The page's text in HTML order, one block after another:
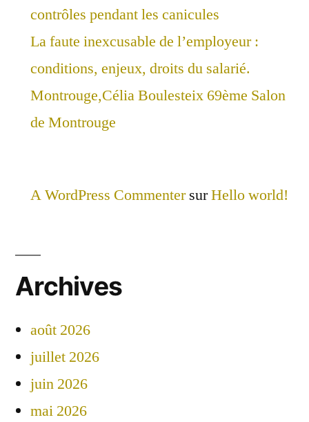
contrôles pendant les canicules
La faute inexcusable de l’employeur :
conditions, enjeux, droits du salarié.
Montrouge,Célia Boulesteix 69ème Salon
de Montrouge
A WordPress CommentersurHello world!
Archives
août 2026
juillet 2026
juin 2026
mai 2026